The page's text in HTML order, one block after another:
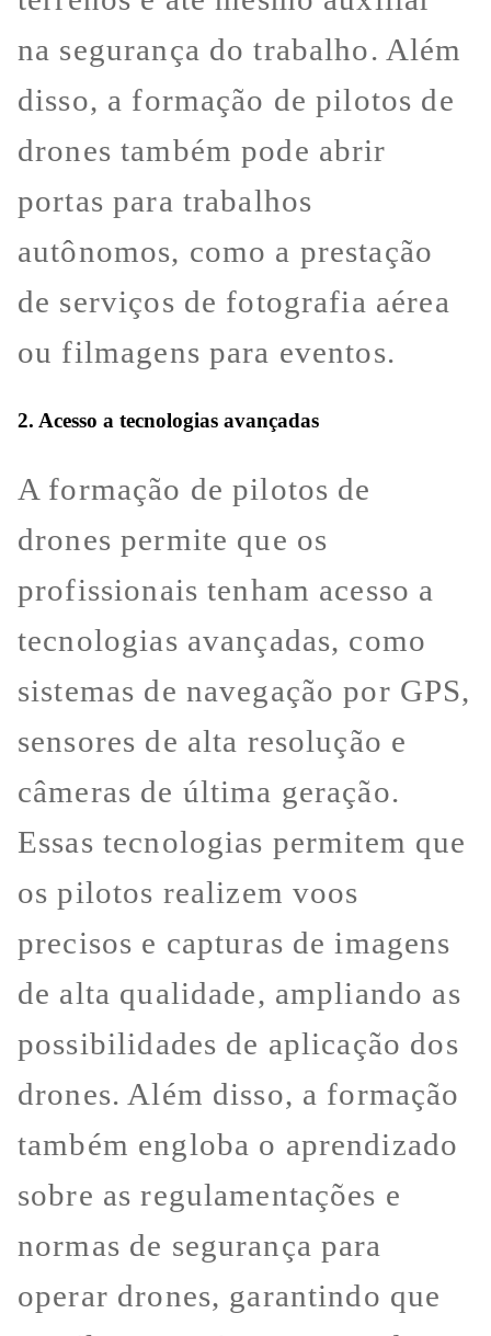
na segurança do trabalho. Além
disso, a formação de pilotos de
drones também pode abrir
portas para trabalhos
autônomos, como a prestação
de serviços de fotografia aérea
ou filmagens para eventos.
2. Acesso a tecnologias avançadas
A formação de pilotos de
drones permite que os
profissionais tenham acesso a
tecnologias avançadas, como
sistemas de navegação por GPS,
sensores de alta resolução e
câmeras de última geração.
Essas tecnologias permitem que
os pilotos realizem voos
precisos e capturas de imagens
de alta qualidade, ampliando as
possibilidades de aplicação dos
drones. Além disso, a formação
também engloba o aprendizado
sobre as regulamentações e
normas de segurança para
operar drones, garantindo que